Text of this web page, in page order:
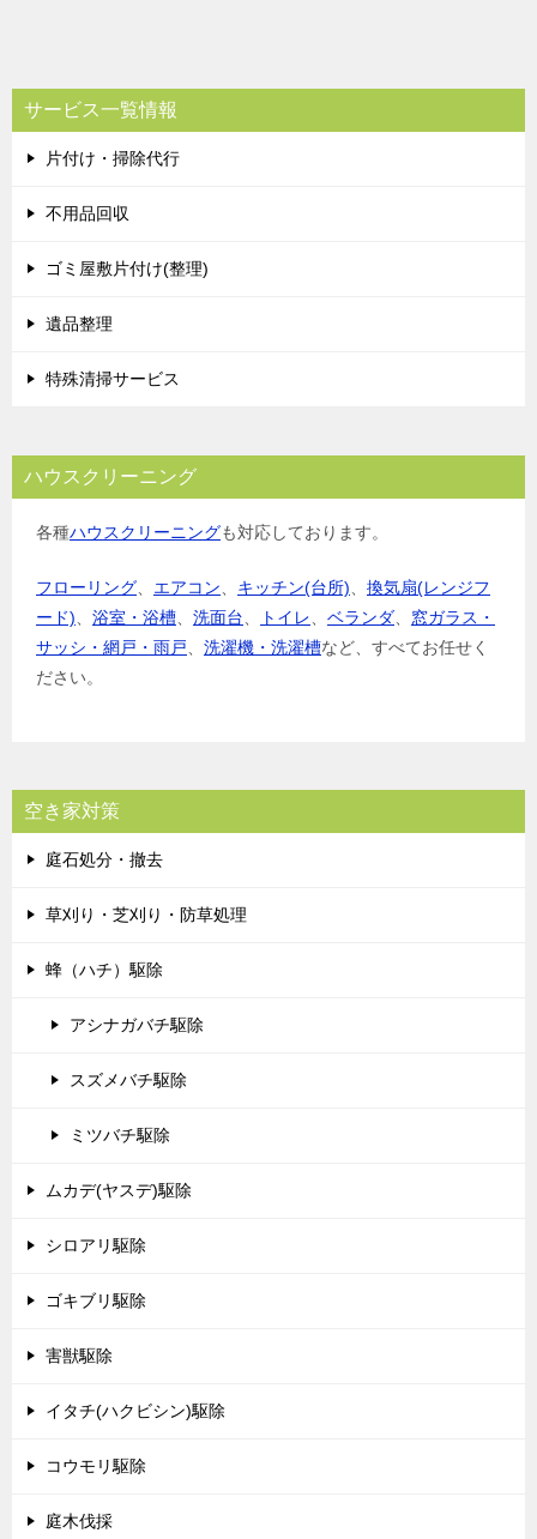
サービス一覧情報
片付け・掃除代行
不用品回収
ゴミ屋敷片付け(整理)
遺品整理
特殊清掃サービス
ハウスクリーニング
各種ハウスクリーニングも対応しております。
フローリング、 エアコン、 キッチン(台所)、 換気扇(レンジフ
ード)、 浴室・浴槽、 洗面台、 トイレ、 ベランダ、 窓ガラス・
サッシ・網戸・雨戸、 洗濯機・洗濯槽など、すべてお任せく
ださい。
空き家対策
庭石処分・撤去
草刈り・芝刈り・防草処理
蜂（ハチ）駆除
アシナガバチ駆除
スズメバチ駆除
ミツバチ駆除
ムカデ(ヤスデ)駆除
シロアリ駆除
ゴキブリ駆除
害獣駆除
イタチ(ハクビシン)駆除
コウモリ駆除
庭木伐採